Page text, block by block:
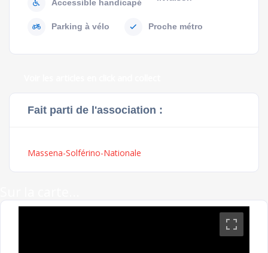
Accessible handicapé
Parking à vélo Proche métro
Fait parti de l'association :
Massena-Solférino-Nationale